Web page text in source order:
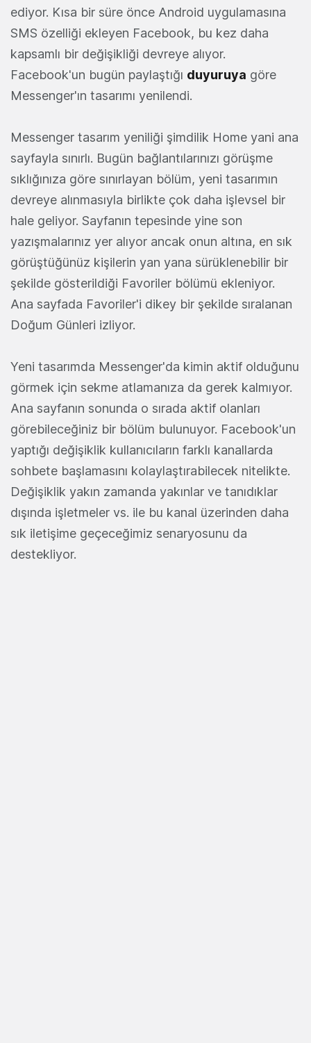
ediyor. Kısa bir süre önce Android uygulamasına
SMS özelliği ekleyen Facebook, bu kez daha
kapsamlı bir değişikliği devreye alıyor.
Facebook'un bugün paylaştığı duyuruya göre
Messenger'ın tasarımı yenilendi.
Messenger tasarım yeniliği şimdilik Home yani ana
sayfayla sınırlı. Bugün bağlantılarınızı görüşme
sıklığınıza göre sınırlayan bölüm, yeni tasarımın
devreye alınmasıyla birlikte çok daha işlevsel bir
hale geliyor. Sayfanın tepesinde yine son
yazışmalarınız yer alıyor ancak onun altına, en sık
görüştüğünüz kişilerin yan yana sürüklenebilir bir
şekilde gösterildiği Favoriler bölümü ekleniyor.
Ana sayfada Favoriler'i dikey bir şekilde sıralanan
Doğum Günleri izliyor.
Yeni tasarımda Messenger'da kimin aktif olduğunu
görmek için sekme atlamanıza da gerek kalmıyor.
Ana sayfanın sonunda o sırada aktif olanları
görebileceğiniz bir bölüm bulunuyor. Facebook'un
yaptığı değişiklik kullanıcıların farklı kanallarda
sohbete başlamasını kolaylaştırabilecek nitelikte.
Değişiklik yakın zamanda yakınlar ve tanıdıklar
dışında işletmeler vs. ile bu kanal üzerinden daha
sık iletişime geçeceğimiz senaryosunu da
destekliyor.